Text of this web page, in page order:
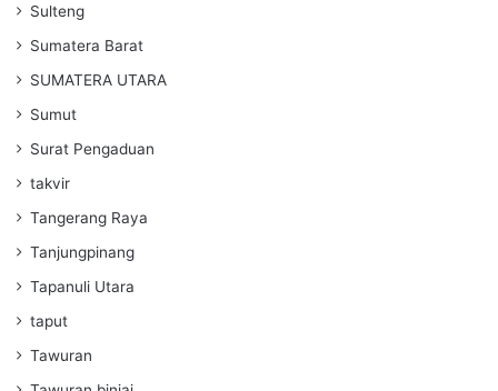
Sulteng
Sumatera Barat
SUMATERA UTARA
Sumut
Surat Pengaduan
takvir
Tangerang Raya
Tanjungpinang
Tapanuli Utara
taput
Tawuran